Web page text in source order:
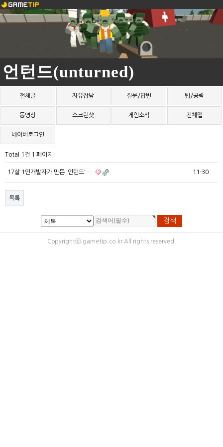
언턴드(unturned)
전체글 자유잡담 질문/답변 팁/공략
동영상 스크린샷 게임소식 전체맵
네이버로그인
Total 1건 1 페이지
17살 1인개발자가 만든 '언턴드' … 11-30
목록
Copyrightⓒ gametip.co.kr All rights reserved.